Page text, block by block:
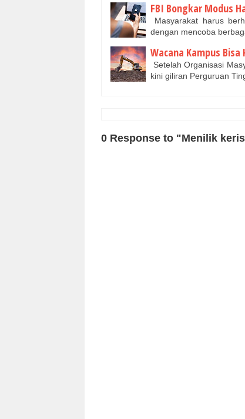
FBI Bongkar Modus
Masyarakat harus
dengan mencoba
Wacana Kampus
Setelah Organisasi
kini giliran Perguruan
0 Response to "Menilik